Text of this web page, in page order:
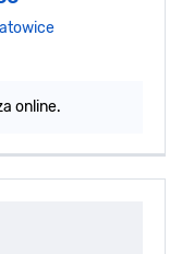
online.